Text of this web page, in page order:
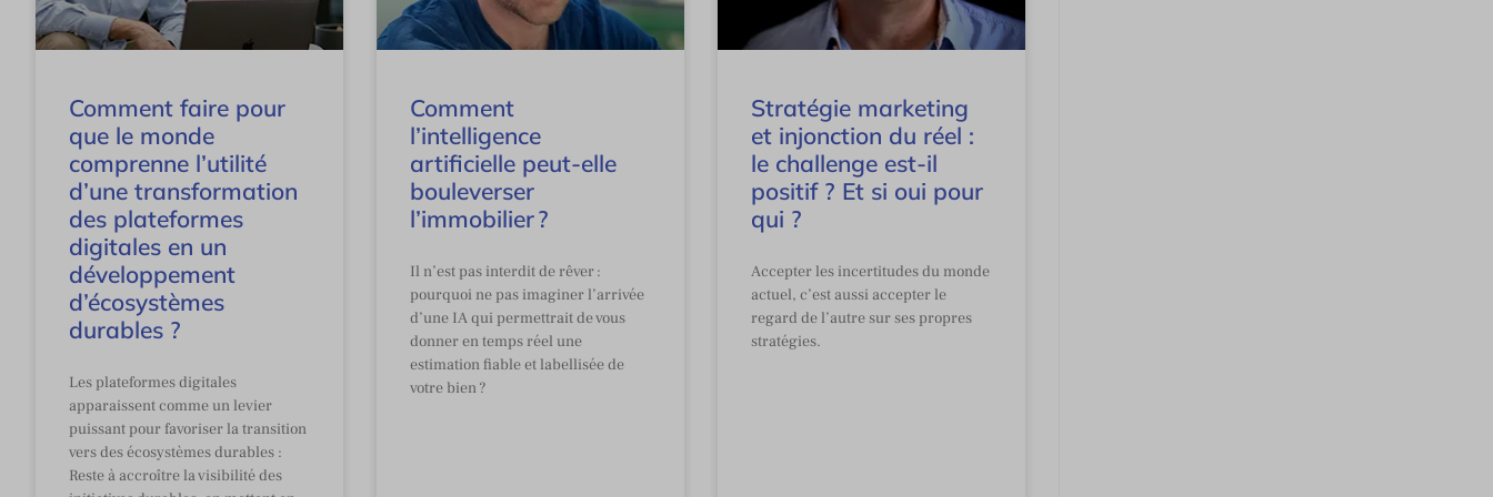
Comment faire pour
que le monde
comprenne l’utilité
d’une transformation
des plateformes
digitales en un
développement
d’écosystèmes
durables ?
Les plateformes digitales
apparaissent comme un levier
puissant pour favoriser la transition
vers des écosystèmes durables :
Reste à accroître la visibilité des
Comment
l’intelligence
artificielle peut-elle
bouleverser
l’immobilier ?
Il n’est pas interdit de rêver :
pourquoi ne pas imaginer l’arrivée
d’une IA qui permettrait de vous
donner en temps réel une
estimation fiable et labellisée de
votre bien ?
Stratégie marketing
et injonction du réel :
le challenge est-il
positif ? Et si oui pour
qui ?
Accepter les incertitudes du monde
actuel, c’est aussi accepter le
regard de l’autre sur ses propres
stratégies.